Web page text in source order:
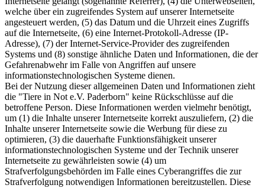
welche über ein zugreifendes System auf unserer Internetseite
angesteuert werden, (5) das Datum und die Uhrzeit eines Zugriffs
auf die Internetseite, (6) eine Internet-Protokoll-Adresse (IP-
Adresse), (7) der Internet-Service-Provider des zugreifenden
Systems und (8) sonstige ähnliche Daten und Informationen, die der
Gefahrenabwehr im Falle von Angriffen auf unsere
informationstechnologischen Systeme dienen.
Bei der Nutzung dieser allgemeinen Daten und Informationen zieht
die "Tiere in Not e.V. Paderborn" keine Rückschlüsse auf die
betroffene Person. Diese Informationen werden vielmehr benötigt,
um (1) die Inhalte unserer Internetseite korrekt auszuliefern, (2) die
Inhalte unserer Internetseite sowie die Werbung für diese zu
optimieren, (3) die dauerhafte Funktionsfähigkeit unserer
informationstechnologischen Systeme und der Technik unserer
Internetseite zu gewährleisten sowie (4) um
Strafverfolgungsbehörden im Falle eines Cyberangriffes die zur
Strafverfolgung notwendigen Informationen bereitzustellen. Diese